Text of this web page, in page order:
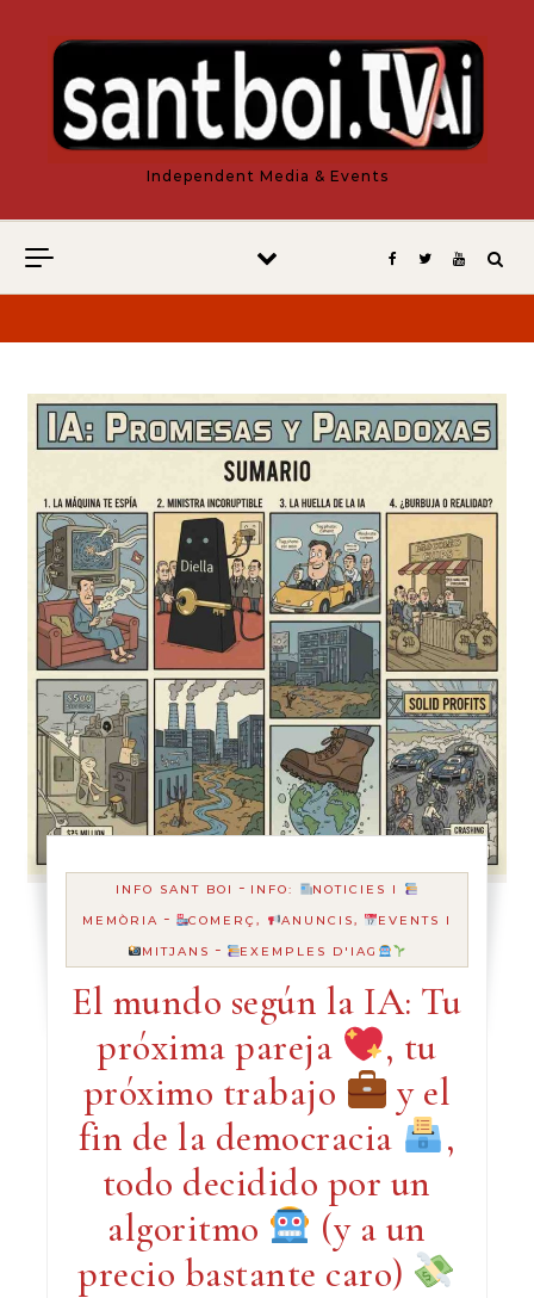
Independent Media & Events
INFO SANT BOI - INFO:
NOTICIES I
MEMÒRIA - COMERÇ, ANUNCIS,
EVENTS I
MITJANS - EXEMPLES D'IAG
El mundo según la IA: Tu
próxima pareja
, tu
próximo trabajo
y el
fin de la democracia
,
todo decidido por un
algoritmo
(y a un
precio bastante caro)